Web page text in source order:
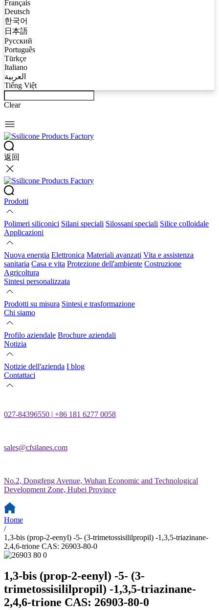
Français
Deutsch
한국어
日本語
Русский
Português
Türkçe
Italiano
العربية
Tiếng Việt
Clear
返回
Prodotti
Polimeri siliconici Silani speciali Silossani speciali Silice colloidale
Applicazioni
Nuova energia Elettronica Materiali avanzati Vita e assistenza
sanitaria Casa e vita Protezione dell'ambiente Costruzione
Agricoltura
Sintesi personalizzata
Prodotti su misura Sintesi e trasformazione
Chi siamo
Profilo aziendale Brochure aziendali
Notizia
Notizie dell'azienda I blog
Contattaci
027-84396550 | +86 181 6277 0058
sales@cfsilanes.com
No.2, Dongfeng Avenue, Wuhan Economic and Technological
Development Zone, Hubei Province
Home
/
1,3-bis (prop-2-eenyl) -5- (3-trimetossisililpropil) -1,3,5-triazinane-
2,4,6-trione CAS: 26903-80-0
1,3-bis (prop-2-eenyl) -5- (3-
trimetossisililpropil) -1,3,5-triazinane-
2,4,6-trione CAS: 26903-80-0